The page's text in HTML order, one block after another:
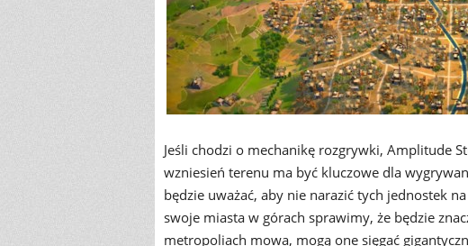
Jeśli chodzi o mechanikę rozgrywki, Amplitude
wzniesień terenu ma być kluczowe dla
będzie uważać, aby nie narazić tych jednostek
swoje miasta w górach sprawimy, że będzie
metropoliach mowa, mogą one sięgać